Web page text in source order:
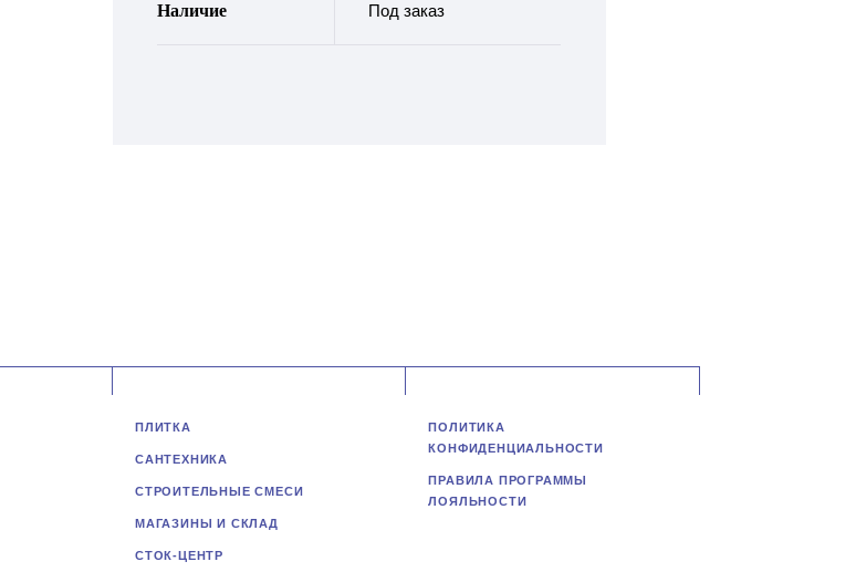
Наличие Под заказ
ПЛИТКА
САНТЕХНИКА
СТРОИТЕЛЬНЫЕ СМЕСИ
МАГАЗИНЫ И СКЛАД
СТОК-ЦЕНТР
ПОЛИТИКА
КОНФИДЕНЦИАЛЬНОСТИ
ПРАВИЛА ПРОГРАММЫ
ЛОЯЛЬНОСТИ